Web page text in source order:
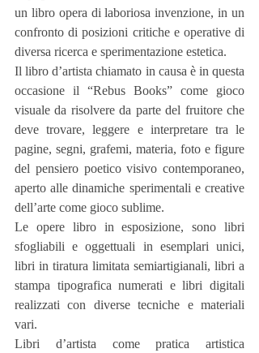
un libro opera di laboriosa invenzione, in un
confronto di posizioni critiche e operative di
diversa ricerca e sperimentazione estetica.
Il libro d’artista chiamato in causa è in questa
occasione il “Rebus Books” come gioco
visuale da risolvere da parte del fruitore che
deve trovare, leggere e interpretare tra le
pagine, segni, grafemi, materia, foto e figure
del pensiero poetico visivo contemporaneo,
aperto alle dinamiche sperimentali e creative
dell’arte come gioco sublime.
Le opere libro in esposizione, sono libri
sfogliabili e oggettuali in esemplari unici,
libri in tiratura limitata semiartigianali, libri a
stampa tipografica numerati e libri digitali
realizzati con diverse tecniche e materiali
vari.
Libri d’artista come pratica artistica